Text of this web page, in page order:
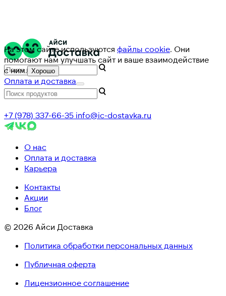
На этом сайте используются файлы cookie. Они
помогают нам улучшать сайт и ваше взаимодействие
с ним. Хорошо
Оплата и доставка
+7 (978) 337-66-35 info@ic-dostavka.ru
О нас
Оплата и доставка
Карьера
Контакты
Акции
Блог
© 2026 Айси Доставка
Политика обработки персональных данных
Публичная оферта
Лицензионное соглашение